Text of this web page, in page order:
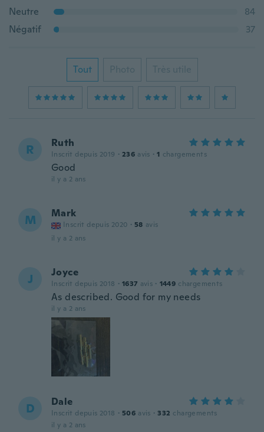
Neutre
84
Négatif
37
Tout Photo Très utile
R Ruth
Inscrit depuis 2019 · 236 avis · 1 chargements
Good
il y a 2 ans
M Mark
Inscrit depuis 2020 · 58 avis
il y a 2 ans
J Joyce
Inscrit depuis 2018 · 1637 avis · 1449 chargements
As described. Good for my needs
il y a 2 ans
D Dale
Inscrit depuis 2018 · 506 avis · 332 chargements
il y a 2 ans